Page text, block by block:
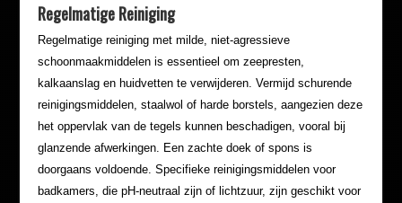
Regelmatige Reiniging
Regelmatige reiniging met milde, niet-agressieve
schoonmaakmiddelen is essentieel om zeepresten,
kalkaanslag en huidvetten te verwijderen. Vermijd schurende
reinigingsmiddelen, staalwol of harde borstels, aangezien deze
het oppervlak van de tegels kunnen beschadigen, vooral bij
glanzende afwerkingen. Een zachte doek of spons is
doorgaans voldoende. Specifieke reinigingsmiddelen voor
badkamers, die pH-neutraal zijn of lichtzuur, zijn geschikt voor